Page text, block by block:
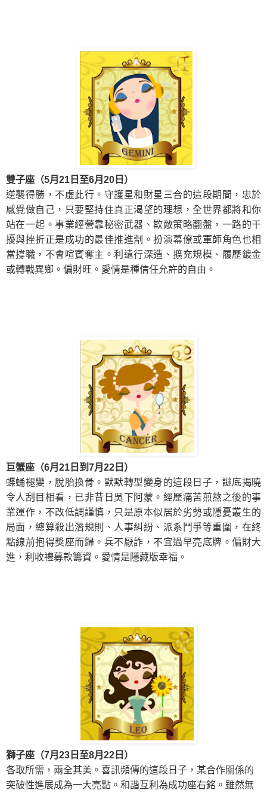
雙子座（5月21日至6月20日）
逆襲得勝，不虛此行。守護星和財星三合的這段期間，忠於
感覺做自己，只要堅持住真正渴望的理想，全世界都將和你
站在一起。事業經營靠秘密武器、欺敵策略翻盤，一路的干
擾與挫折正是成功的最佳推進劑。扮演幕僚或軍師角色也相
當撐職，不會喧賓奪主。利遠行深造、擴充規模、履歷鍍金
或轉戰異鄉。偏財旺。愛情是種信任允許的自由。
巨蟹座（6月21日到7月22日）
蝶蛹褪變，脫胎換骨。默默轉型變身的這段日子， 謎底揭曉
令人刮目相看，已非昔日吳下阿蒙。經歷痛苦煎熬之後的事
業運作，不改低調謹慎，只是原本似居於劣勢或隱憂叢生的
局面，總算殺出潛規則、人事糾紛、派系鬥爭等重圍，在終
點線前抱得獎座而歸。兵不厭詐，不宜過早亮底牌。偏財大
進，利收禮募款籌資。 愛情是隱藏版幸福。
獅子座（7月23日至8月22日）
各取所需，兩全其美。喜訊頻傳的這段日子，某合作關係的
突破性進展成為一大亮點。和諧互利為成功座右銘。雖然無